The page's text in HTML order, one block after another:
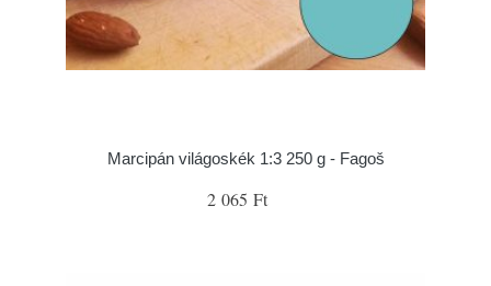
Marcipán világoskék 1:3 250 g - Fagoš
2 065 Ft